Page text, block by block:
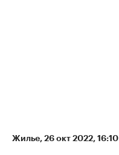
Жилье⁠, 26 окт 2022, 16:10